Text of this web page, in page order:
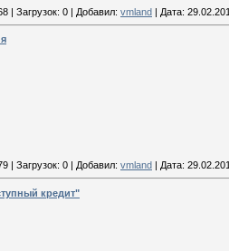
| Загрузок: 0 | Добавил: vmland | Дата:
| Загрузок: 0 | Добавил: vmland | Дата:
кредит"